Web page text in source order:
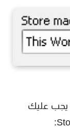
يجب عليك